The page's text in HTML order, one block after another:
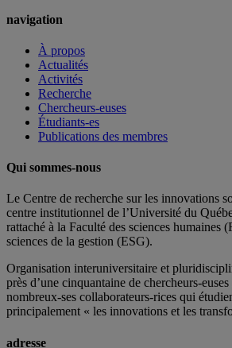
navigation
À propos
Actualités
Activités
Recherche
Chercheurs-euses
Étudiants-es
Publications des membres
Qui sommes-nous
Le Centre de recherche sur les innovations
centre institutionnel de l’Université du
rattaché à la Faculté des sciences humaines
sciences de la gestion (ESG).
Organisation interuniversitaire et
près d’une cinquantaine de chercheurs-euses
nombreux-ses collaborateurs-rices qui
principalement « les innovations et les
adresse